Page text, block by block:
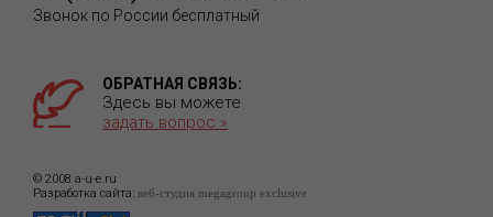
Звонок по России бесплатный
ОБРАТНАЯ СВЯЗЬ:
Здесь вы можете
задать вопрос »
© 2008 a-u-e.ru
Разработка сайта: веб-студия megagroup exclusive